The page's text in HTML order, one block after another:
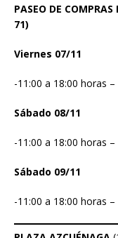
PASEO DE
71)
Viernes 07/11
-11:00 a 18:00 horas –
Sábado 08/11
-11:00 a 18:00 horas –
Sábado 09/11
-11:00 a 18:00 horas –